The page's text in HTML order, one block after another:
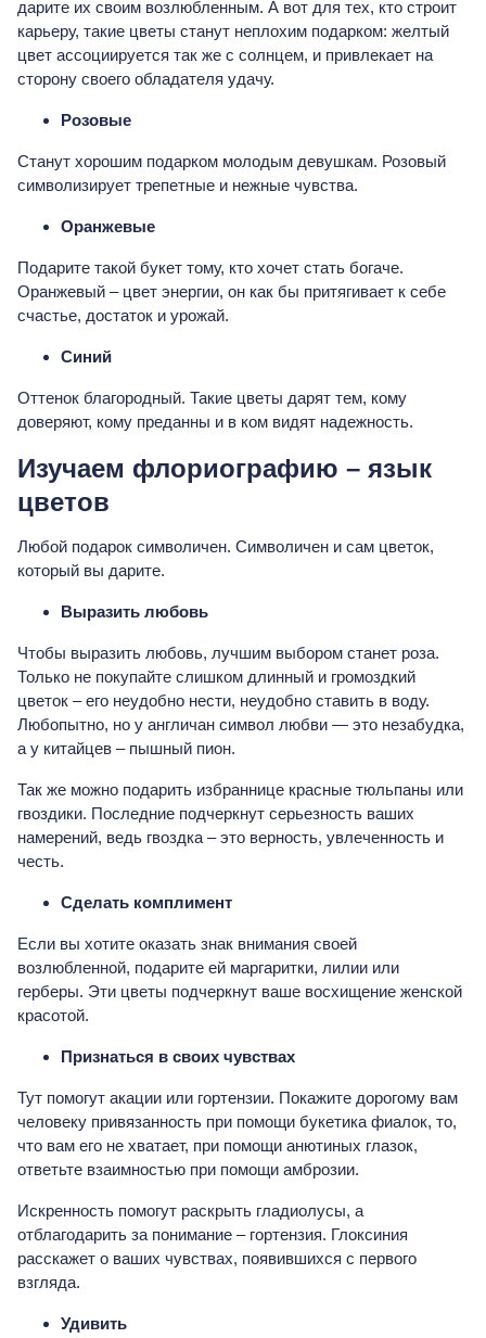
дарите их своим возлюбленным. А вот для тех, кто строит
карьеру, такие цветы станут неплохим подарком: желтый
цвет ассоциируется так же с солнцем, и привлекает на
сторону своего обладателя удачу.
Розовые
Станут хорошим подарком молодым девушкам. Розовый
символизирует трепетные и нежные чувства.
Оранжевые
Подарите такой букет тому, кто хочет стать богаче.
Оранжевый – цвет энергии, он как бы притягивает к себе
счастье, достаток и урожай.
Синий
Оттенок благородный. Такие цветы дарят тем, кому
доверяют, кому преданны и в ком видят надежность.
Изучаем флориографию – язык
цветов
Любой подарок символичен. Символичен и сам цветок,
который вы дарите.
Выразить любовь
Чтобы выразить любовь, лучшим выбором станет роза.
Только не покупайте слишком длинный и громоздкий
цветок – его неудобно нести, неудобно ставить в воду.
Любопытно, но у англичан символ любви — это незабудка,
а у китайцев – пышный пион.
Так же можно подарить избраннице красные тюльпаны или
гвоздики. Последние подчеркнут серьезность ваших
намерений, ведь гвоздка – это верность, увлеченность и
честь.
Сделать комплимент
Если вы хотите оказать знак внимания своей
возлюбленной, подарите ей маргаритки, лилии или
герберы. Эти цветы подчеркнут ваше восхищение женской
красотой.
Признаться в своих чувствах
Тут помогут акации или гортензии. Покажите дорогому вам
человеку привязанность при помощи букетика фиалок, то,
что вам его не хватает, при помощи анютиных глазок,
ответьте взаимностью при помощи амброзии.
Искренность помогут раскрыть гладиолусы, а
отблагодарить за понимание – гортензия. Глоксиния
расскажет о ваших чувствах, появившихся с первого
взгляда.
Удивить